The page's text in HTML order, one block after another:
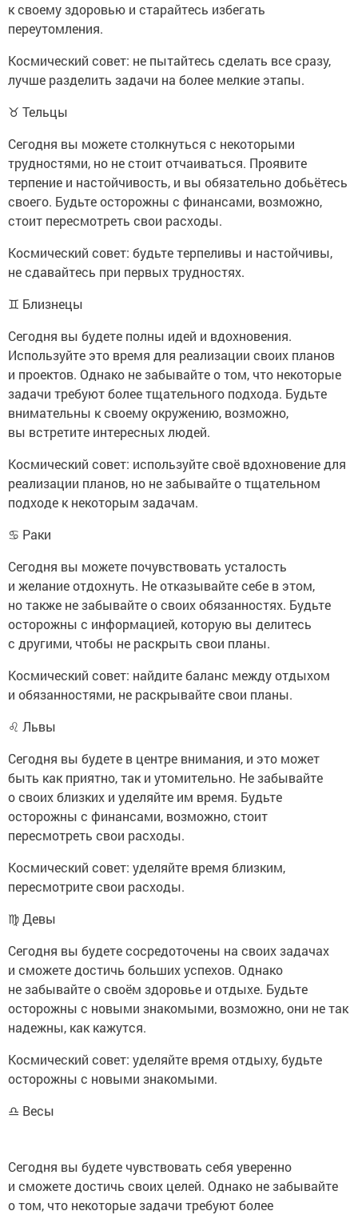
к своему здоровью и старайтесь избегать
переутомления.
Космический совет: не пытайтесь сделать все сразу,
лучше разделить задачи на более мелкие этапы.
♉ Тельцы
Сегодня вы можете столкнуться с некоторыми
трудностями, но не стоит отчаиваться. Проявите
терпение и настойчивость, и вы обязательно добьётесь
своего. Будьте осторожны с финансами, возможно,
стоит пересмотреть свои расходы.
Космический совет: будьте терпеливы и настойчивы,
не сдавайтесь при первых трудностях.
♊ Близнецы
Сегодня вы будете полны идей и вдохновения.
Используйте это время для реализации своих планов
и проектов. Однако не забывайте о том, что некоторые
задачи требуют более тщательного подхода. Будьте
внимательны к своему окружению, возможно,
вы встретите интересных людей.
Космический совет: используйте своё вдохновение для
реализации планов, но не забывайте о тщательном
подходе к некоторым задачам.
♋ Раки
Сегодня вы можете почувствовать усталость
и желание отдохнуть. Не отказывайте себе в этом,
но также не забывайте о своих обязанностях. Будьте
осторожны с информацией, которую вы делитесь
с другими, чтобы не раскрыть свои планы.
Космический совет: найдите баланс между отдыхом
и обязанностями, не раскрывайте свои планы.
♌ Львы
Сегодня вы будете в центре внимания, и это может
быть как приятно, так и утомительно. Не забывайте
о своих близких и уделяйте им время. Будьте
осторожны с финансами, возможно, стоит
пересмотреть свои расходы.
Космический совет: уделяйте время близким,
пересмотрите свои расходы.
♍ Девы
Сегодня вы будете сосредоточены на своих задачах
и сможете достичь больших успехов. Однако
не забывайте о своём здоровье и отдыхе. Будьте
осторожны с новыми знакомыми, возможно, они не так
надежны, как кажутся.
Космический совет: уделяйте время отдыху, будьте
осторожны с новыми знакомыми.
♎ Весы
Сегодня вы будете чувствовать себя уверенно
и сможете достичь своих целей. Однако не забывайте
о том, что некоторые задачи требуют более